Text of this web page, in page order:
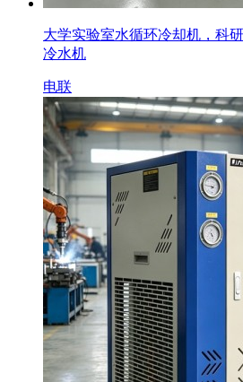
大学实验室水循环冷却机，科
冷水机
电联